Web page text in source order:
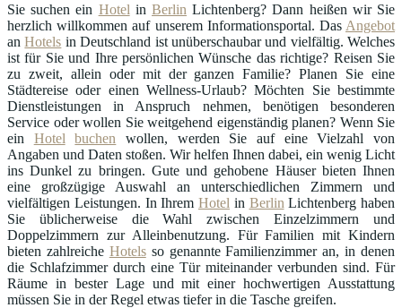
Sie suchen ein Hotel inBerlin Lichtenberg? Dann heißen wir Sie
herzlich willkommen auf unserem Informationsportal. Das Angebot
anHotels in Deutschland ist unüberschaubar und vielfältig. Welches
ist für Sie und Ihre persönlichen Wünsche das richtige? Reisen Sie
zu zweit, allein oder mit der ganzen Familie? Planen Sie eine
Städtereise oder einen Wellness-Urlaub? Möchten Sie bestimmte
Dienstleistungen in Anspruch nehmen, benötigen besonderen
Service oder wollen Sie weitgehend eigenständig planen? Wenn Sie
ein Hotel buchen wollen, werden Sie auf eine Vielzahl von
Angaben und Daten stoßen. Wir helfen Ihnen dabei, ein wenig Licht
ins Dunkel zu bringen. Gute und gehobene Häuser bieten Ihnen
eine großzügige Auswahl an unterschiedlichen Zimmern und
vielfältigen Leistungen. In Ihrem Hotel in Berlin Lichtenberg haben
Sie üblicherweise die Wahl zwischen Einzelzimmern und
Doppelzimmern zur Alleinbenutzung. Für Familien mit Kindern
bieten zahlreiche Hotelsso genannte Familienzimmer an, in denen
die Schlafzimmer durch eine Tür miteinander verbunden sind. Für
Räume in bester Lage und mit einer hochwertigen Ausstattung
müssen Sie in der Regel etwas tiefer in die Tasche greifen.